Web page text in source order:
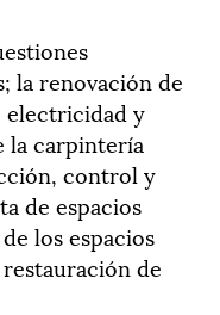
la renovación de
electricidad y
la carpintería
control y
de espacios
los espacios
de